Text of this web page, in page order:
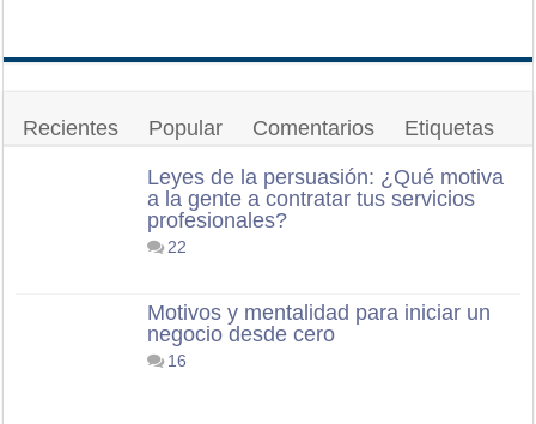
Recientes Popular Comentarios Etiquetas
Leyes de la persuasión: ¿Qué motiva
a la gente a contratar tus servicios
profesionales?
22
Motivos y mentalidad para iniciar un
negocio desde cero
16